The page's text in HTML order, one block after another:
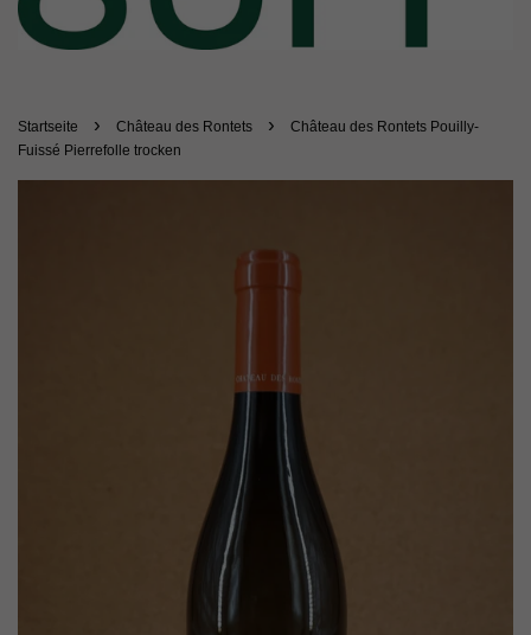
Startseite › Château des Rontets ›
Château des Rontets Pouilly-
Fuissé Pierrefolle trocken